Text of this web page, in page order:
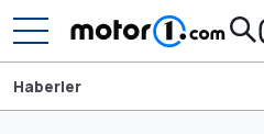
Haberler